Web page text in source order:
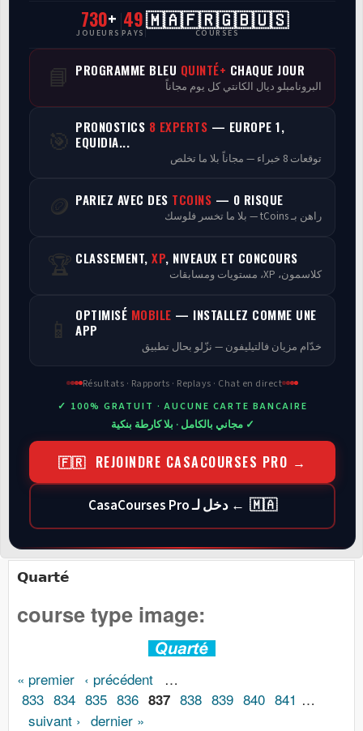
CasaCourses Pro
Resultats/Rapport CPCs
Discussion
Programmes
730+
JOUEURS
49
PAYS
🇲🇦🇫🇷🇬🇧🇺🇸
COURSES
📘 PROGRAMME BLEU QUINTÉ+ CHAQUE JOUR
البرونامبلو ديال الكانتي كل يوم مجاناً
🎯 PRONOSTICS 8 EXPERTS — EUROPE 1,
EQUIDIA...
توقعات 8 خبراء — مجاناً بلا ما تخلص
🪙 PARIEZ AVEC DES TCOINS — 0 RISQUE
راهن بـ tCoins — بلا ما تخسر فلوسك
🏆 CLASSEMENT, XP, NIVEAUX ET CONCOURS
كلاسمون، XP، مستويات ومسابقات
📱 OPTIMISÉ MOBILE — INSTALLEZ COMME UNE
APP
خدّام مزيان فالتيليفون — نزّلو بحال تطبيق
Résultats · Rapports · Replays · Chat en direct
✓ 100% GRATUIT · AUCUNE CARTE BANCAIRE
✓ مجاني بالكامل · بلا كارطة بنكية
🇫🇷 REJOINDRE CASACOURSES PRO →
🇲🇦 ← دخل لـ CasaCourses Pro
Quarté
course type image:
Pages
« premier ‹ précédent
…
833 834 835 836 837 838 839 840 841 …
suivant › dernier »